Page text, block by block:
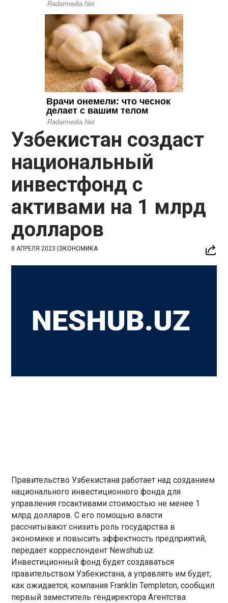
Узбекистан создаст
национальный
инвестфонд с
активами на 1 млрд
долларов
8 АПРЕЛЯ 2023 |ЭКОНОМИКА
Правительство Узбекистана работает над созданием
национального инвестиционного фонда для
управления госактивами стоимостью не менее 1
млрд долларов. С его помощью власти
рассчитывают снизить роль государства в
экономике и повысить эффектность предприятий,
передает корреспондент Newshub.uz.
Инвестиционный фонд будет создаваться
правительством Узбекистана, а управлять им будет,
как ожидается, компания Franklin Templeton, сообщил
первый заместитель гендиректора Агентства